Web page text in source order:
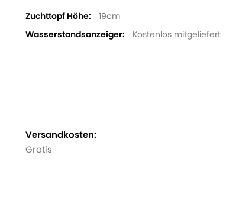
Zuchttopf Höhe
19
Wasserstandsanzeiger Kostenlos mitgeliefert
Versandkosten:
Gratis